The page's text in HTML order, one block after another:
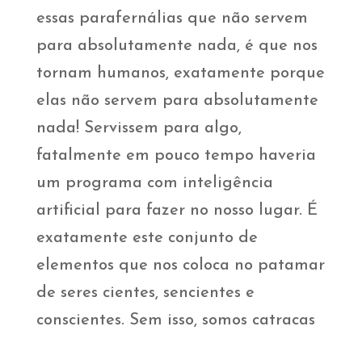
essas parafernálias que não servem
para absolutamente nada, é que nos
tornam humanos, exatamente porque
elas não servem para absolutamente
nada! Servissem para algo,
fatalmente em pouco tempo haveria
um programa com inteligência
artificial para fazer no nosso lugar. É
exatamente este conjunto de
elementos que nos coloca no patamar
de seres cientes, sencientes e
conscientes. Sem isso, somos catracas